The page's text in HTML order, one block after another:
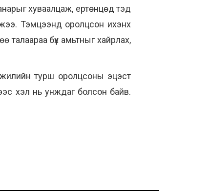
хуваалцаж, ертөнцөд тэд
Тэмцээнд оролцсон ихэнх
бүх амьтныг хайрлах,
жилийн турш оролцсоны эцэст
хэл нь унждаг болсон байв.